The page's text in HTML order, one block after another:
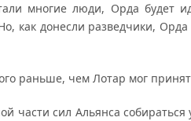
многие люди, Орда будет
как донесли разведчики,
раньше, чем Лотар мог
части сил Альянса